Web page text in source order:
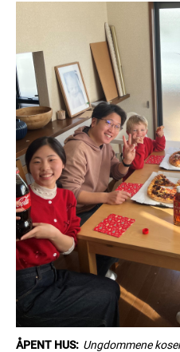
ÅPENT HUS: Ungdommene